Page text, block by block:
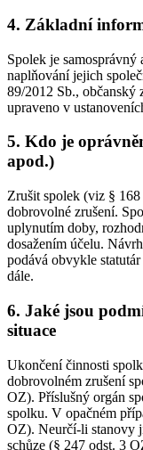
4. Základní
Spolek je
naplňování jejich
89/2012 Sb., občanský
upraveno v
5. Kdo je
apod.)
Zrušit spolek (viz §
dobrovolné zrušení.
uplynutím doby,
dosažením účelu.
podává obvykle
dále.
6. Jaké jsou
situace
Ukončení činnosti
dobrovolném zrušení
OZ). Příslušný orgán
spolku. V opačném
OZ). Neurčí-li stanovy
schůze (§ 247 odst. 3